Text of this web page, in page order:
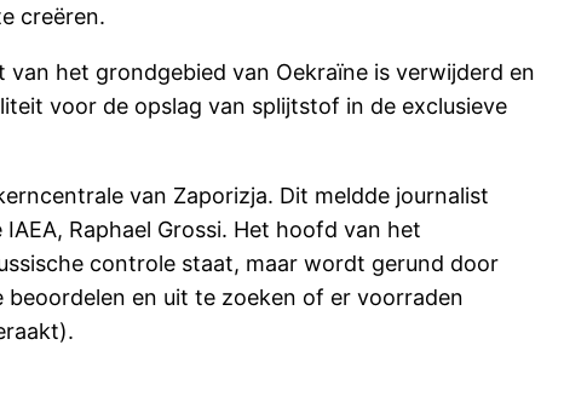
creëren.
het grondgebied van Oekraïne is verwijderd en
voor de opslag van splijtstof in de exclusieve
van Zaporizja. Dit meldde journalist
Raphael Grossi. Het hoofd van het
controle staat, maar wordt gerund door
en uit te zoeken of er voorraden